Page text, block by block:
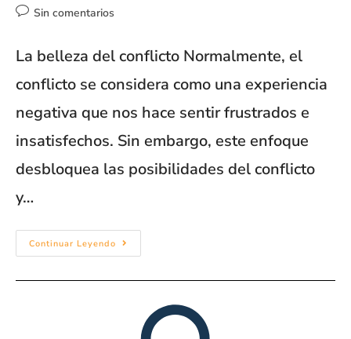
Sin comentarios
La belleza del conflicto Normalmente, el
conflicto se considera como una experiencia
negativa que nos hace sentir frustrados e
insatisfechos. Sin embargo, este enfoque
desbloquea las posibilidades del conflicto
y…
Continuar Leyendo